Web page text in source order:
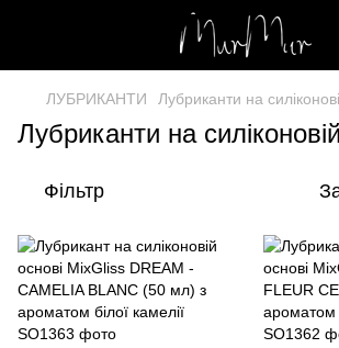
ЛУБРИКАНТИ Лубриканти на
Лубриканти на
Фільтр